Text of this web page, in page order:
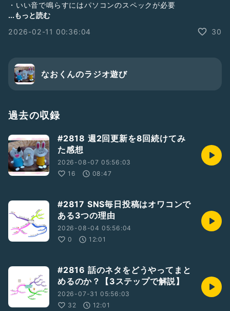
・いい音で鳴らすにはパソコンのスペックが必要
・音声合成アプリも色々
...もっと読む
2026-02-11 00:36:04
30
なおくんのラジオ遊び
過去の収録
#2818 週2回更新を8回続けてみ
た感想
2026-08-07 05:56:03
16
08:47
#2817 SNS毎日投稿はオワコンで
ある3つの理由
2026-08-04 05:56:04
0
12:01
#2816 話のネタをどうやってまと
めるのか？【3ステップで解説】
2026-07-31 05:56:03
32
12:01